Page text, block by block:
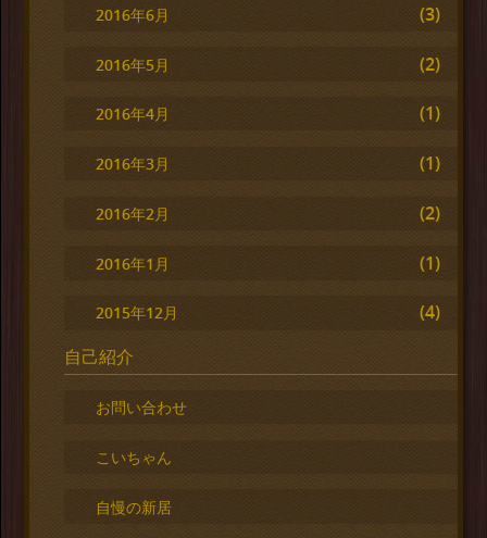
2016年6月 (3)
2016年5月 (2)
2016年4月 (1)
2016年3月 (1)
2016年2月 (2)
2016年1月 (1)
2015年12月
(4)
自己紹介
お問い合わせ
こいちゃん
自慢の新居